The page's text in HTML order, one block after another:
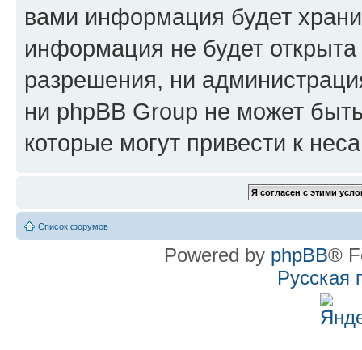
вами информация будет
информация не будет
разрешения, ни
ни phpBB Group не может
которые могут привести к
Список форумов
Powered by phpBB®
Русская